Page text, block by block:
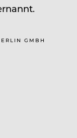
GMBH